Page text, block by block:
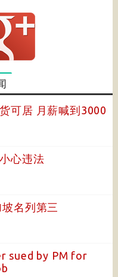
可居 月薪喊到3000
心违法
名列第三
sued by PM for